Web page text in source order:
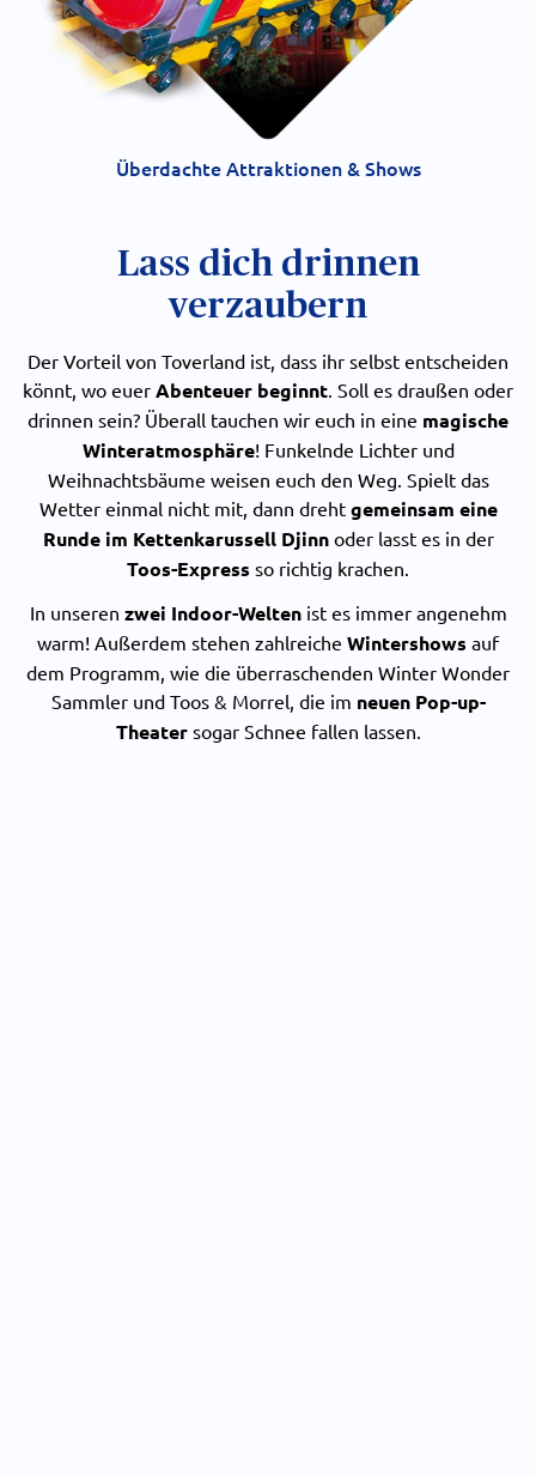
Überdachte Attraktionen & Shows
Lass dich drinnen
verzaubern
Der Vorteil von Toverland ist, dass ihr selbst entscheiden
könnt, wo euer Abenteuer beginnt. Soll es draußen oder
drinnen sein? Überall tauchen wir euch in eine magische
Winteratmosphäre! Funkelnde Lichter und
Weihnachtsbäume weisen euch den Weg. Spielt das
Wetter einmal nicht mit, dann dreht gemeinsam eine
Runde im Kettenkarussell Djinn oder lasst es in der
Toos-Express so richtig krachen.
In unseren zwei Indoor-Weltenist es immer angenehm
warm! Außerdem stehen zahlreiche Wintershows auf
dem Programm, wie die überraschenden Winter Wonder
Sammler und Toos & Morrel, die im neuen Pop-up-
Theater sogar Schnee fallen lassen.